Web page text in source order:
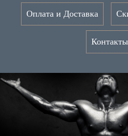
Оплата и Доставка
Контакты